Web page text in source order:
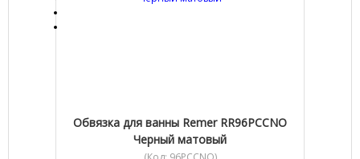
Обвязка для ванны Remer RR96PCCNO
Черный матовый